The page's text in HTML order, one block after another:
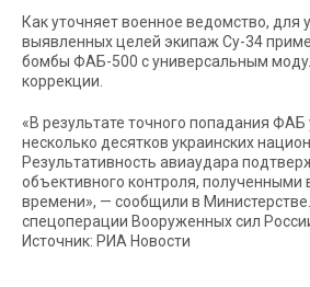
Как уточняет военное ведомство, для
выявленных целей экипаж Су-34
бомбы ФАБ-500 с универсальным
коррекции.
«В результате точного попадания
несколько десятков украинских
Результативность авиаудара
объективного контроля, полученными
времени», — сообщили в
спецоперации Вооруженных сил
Источник: РИА Новости